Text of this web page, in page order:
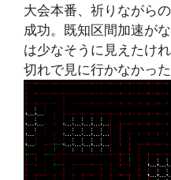
大会本番、祈りながら
成功。既知区間加速が
は少なそうに見えたけ
切れで見に行かなかっ